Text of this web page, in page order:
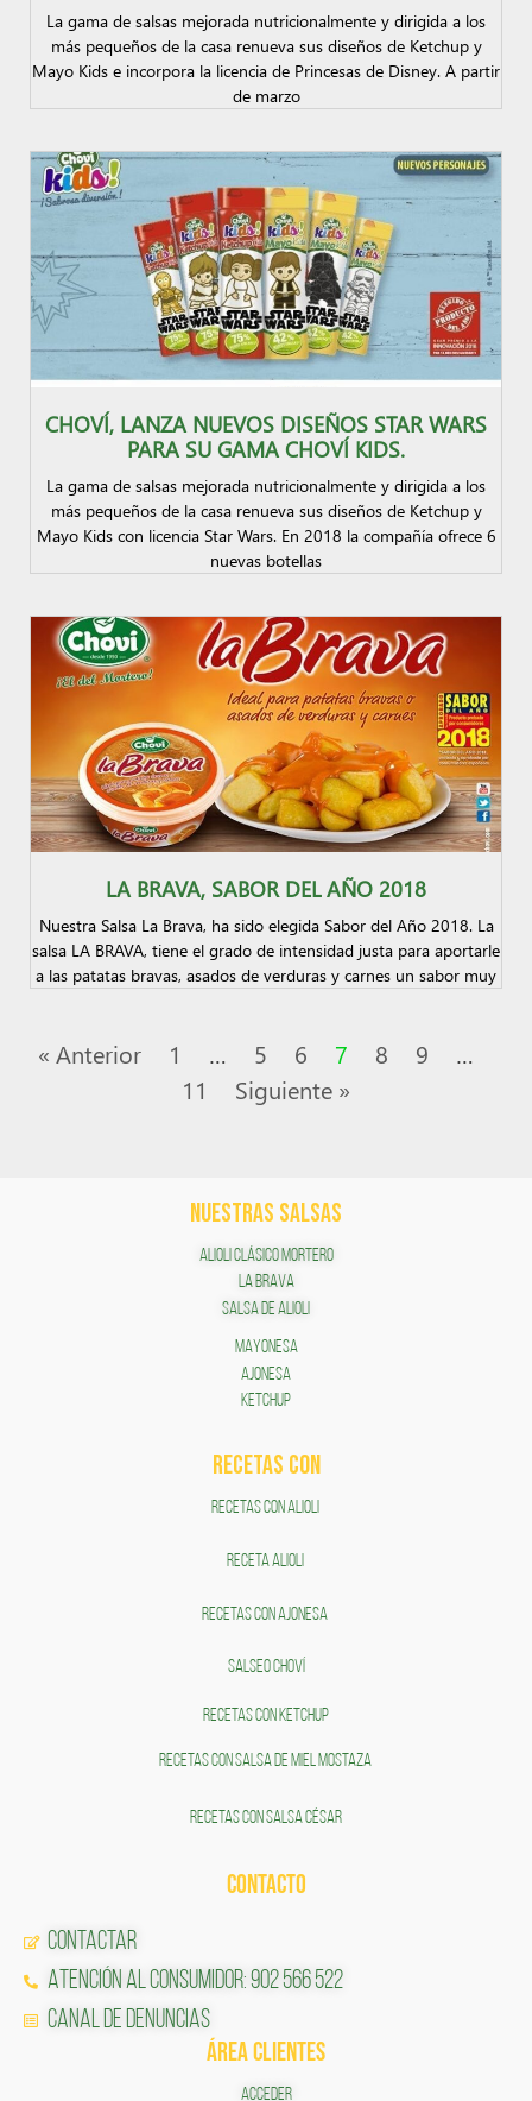
La gama de salsas mejorada nutricionalmente y dirigida a los
más pequeños de la casa renueva sus diseños de Ketchup y
Mayo Kids e incorpora la licencia de Princesas de Disney. A partir
de marzo
CHOVÍ, LANZA NUEVOS DISEÑOS STAR WARS
PARA SU GAMA CHOVÍ KIDS.
La gama de salsas mejorada nutricionalmente y dirigida a los
más pequeños de la casa renueva sus diseños de Ketchup y
Mayo Kids con licencia Star Wars. En 2018 la compañía ofrece 6
nuevas botellas
LA BRAVA, SABOR DEL AÑO 2018
Nuestra Salsa La Brava, ha sido elegida Sabor del Año 2018. La
salsa LA BRAVA, tiene el grado de intensidad justa para aportarle
a las patatas bravas, asados de verduras y carnes un sabor muy
« Anterior 1 … 5 6 7 8 9
…
11
Siguiente »
NUESTRAS SALSAS
ALIOLI CLÁSICO MORTERO
LA BRAVA
SALSA DE ALIOLI
MAYONESA
AJONESA
KETCHUP
RECETAS COn
RECETAS CON ALIOLI
RECETA ALIOLI
RECETAS CON AJONESA
SALSEO CHOVÍ
RECETAS CON KETCHUP
RECETAS CON SALSA DE MIEL MOSTAZA
RECETAS CON SALSA CÉSAR
CONTACTO
Contactar
Atención al Consumidor: 902 566 522
Canal de Denuncias
ÁREA CLIENTES
ACCEDER